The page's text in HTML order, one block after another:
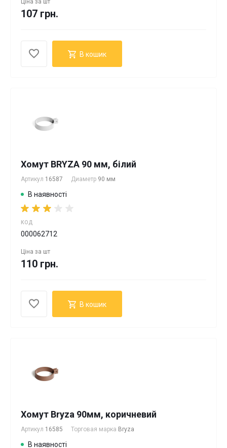
Ціна за шт
107 грн.
В кошик
Хомут BRYZA 90 мм, білий
Артикул 16587 Диаметр 90 мм
В наявності
КОД
000062712
Ціна за шт
110 грн.
В кошик
Хомут Bryza 90мм, коричневий
Артикул 16585 Торговая марка Bryza
В наявності